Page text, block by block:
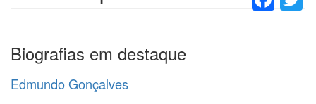
Biografias em destaque
Edmundo Gonçalves